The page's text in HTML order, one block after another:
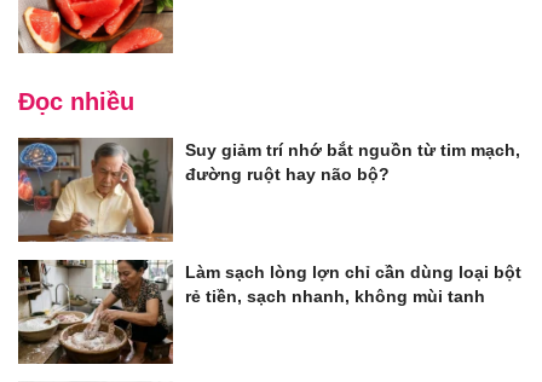
Đọc nhiều
Suy giảm trí nhớ bắt nguồn từ tim mạch,
đường ruột hay não bộ?
Làm sạch lòng lợn chỉ cần dùng loại bột
rẻ tiền, sạch nhanh, không mùi tanh